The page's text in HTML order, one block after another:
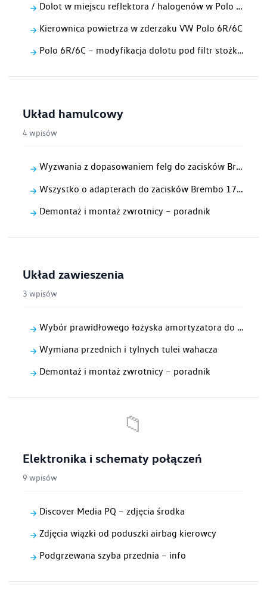
Dolot w miejscu reflektora / halogenów w Polo 6R/6C
Kierownica powietrza w zderzaku VW Polo 6R/6C
Polo 6R/6C – modyfikacja dolotu pod filtr stożkowy
Układ hamulcowy
4 wpisów
Wyzwania z dopasowaniem felg do zacisków Brembo 17Z
Wszystko o adapterach do zacisków Brembo 17Z w Polo 6R
Demontaż i montaż zwrotnicy – poradnik
Układ zawieszenia
3 wpisów
Wybór prawidłowego łożyska amortyzatora do VW Polo 6R
Wymiana przednich i tylnych tulei wahacza
Demontaż i montaż zwrotnicy – poradnik
📁
Elektronika i schematy połączeń
9 wpisów
Discover Media PQ – zdjęcia środka
Zdjęcia wiązki od poduszki airbag kierowcy
Podgrzewana szyba przednia – info